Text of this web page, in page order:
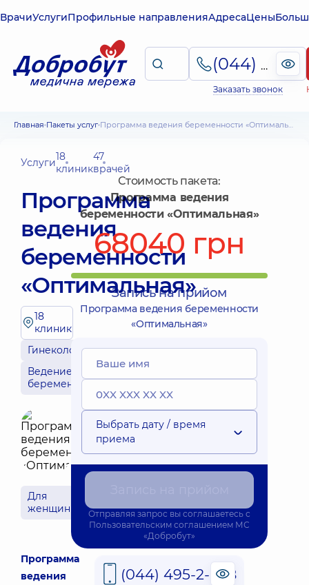
ВрачиУслугиПрофильные направленияАдресаЦены
(044) 495-2-888
Заказать звонок
Главная Пакеты услуг Программа ведения беременности «Оптимальная»
Услуги18
клиник
47
врачей
Программа
ведения
беременности
«Оптимальная»
18
клиник
Гинекология
Ведение
беременности
Для
женщин
Программа
ведения
Стоимость пакета:
Программа ведения
беременности «Оптимальная»
68040 грн
Запись на прийом
Программа ведения беременности
«Оптимальная»
Выбрать дату / время
приема
Отправляя запрос вы соглашаетесь с
Пользовательским соглашением МС
«Добробут»
(044) 495-2-888